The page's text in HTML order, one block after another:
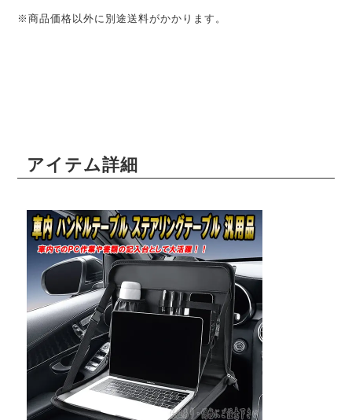
※商品価格以外に別途送料がかかります。
アイテム詳細